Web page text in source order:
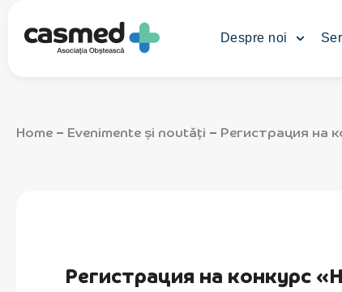
Despre noi
Home – Evenimente şi noutăţi – Регистрация на
Регистрация на конкурс